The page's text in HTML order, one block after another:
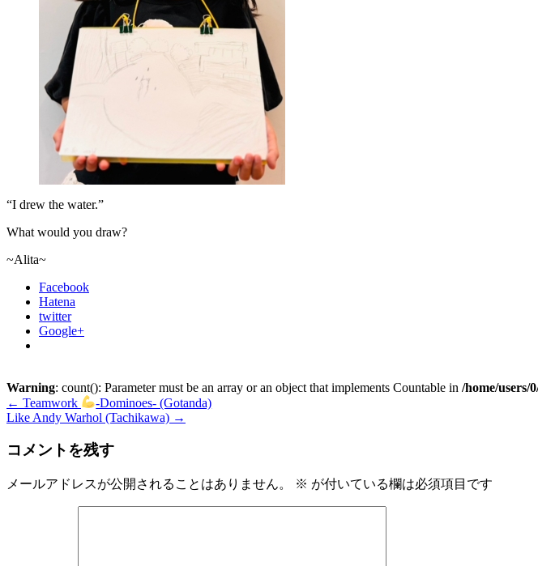
“I drew the water.”
What would you draw?
~Alita~
Facebook
Hatena
twitter
Google+
Warning: count(): Parameter must be an array or an object that implements Countable in /home/users/
← Teamwork
-Dominoes- (Gotanda)
Like Andy Warhol (Tachikawa) →
コメントを残す
メールアドレスが公開されることはありません。 ※ が付いている欄は必須項目です